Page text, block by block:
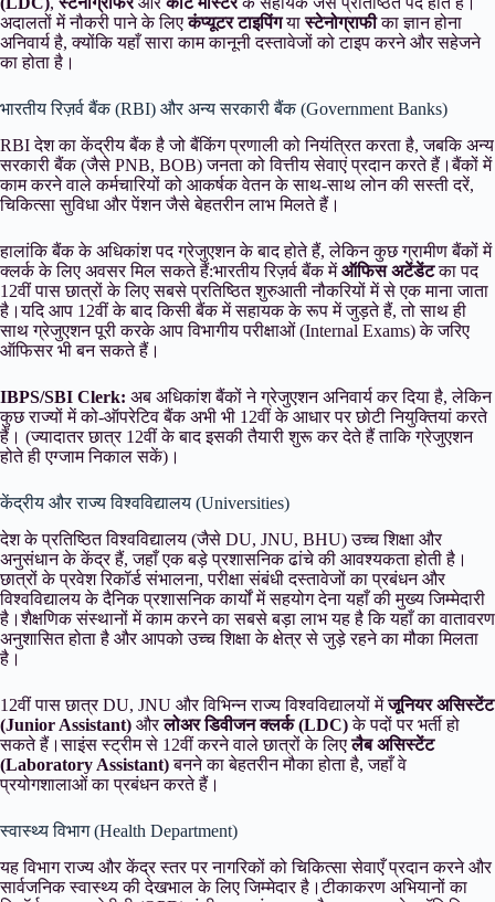
अदालतों में नौकरी पाने के लिएकंप्यूटर टाइपिंगयास्टेनोग्राफीका ज्ञान होना
अनिवार्य है, क्योंकि यहाँ सारा काम कानूनी दस्तावेजों को टाइप करने और सहेजने
का होता है।
भारतीय रिज़र्व बैंक (RBI) और अन्य सरकारी बैंक (Government Banks)
RBI देश का केंद्रीय बैंक है जो बैंकिंग प्रणाली को नियंत्रित करता है, जबकि अन्य
सरकारी बैंक (जैसे PNB, BOB) जनता को वित्तीय सेवाएं प्रदान करते हैं।बैंकों में
काम करने वाले कर्मचारियों को आकर्षक वेतन के साथ-साथ लोन की सस्ती दरें,
चिकित्सा सुविधा और पेंशन जैसे बेहतरीन लाभ मिलते हैं।
हालांकि बैंक के अधिकांश पद ग्रेजुएशन के बाद होते हैं, लेकिन कुछ ग्रामीण बैंकों में
क्लर्क के लिए अवसर मिल सकते हैं:भारतीय रिज़र्व बैंक मेंऑफिस अटेंडेंटका पद
12वीं पास छात्रों के लिए सबसे प्रतिष्ठित शुरुआती नौकरियों में से एक माना जाता
है।यदि आप 12वीं के बाद किसी बैंक में सहायक के रूप में जुड़ते हैं, तो साथ ही
साथ ग्रेजुएशन पूरी करके आप विभागीय परीक्षाओं (Internal Exams) के जरिए
ऑफिसर भी बन सकते हैं।
IBPS/SBI Clerk: अब अधिकांश बैंकों ने ग्रेजुएशन अनिवार्य कर दिया है, लेकिन
कुछ राज्यों में को-ऑपरेटिव बैंक अभी भी 12वीं के आधार पर छोटी नियुक्तियां करते
हैं। (ज्यादातर छात्र 12वीं के बाद इसकी तैयारी शुरू कर देते हैं ताकि ग्रेजुएशन
होते ही एग्जाम निकाल सकें)।
केंद्रीय और राज्य विश्वविद्यालय (Universities)
देश के प्रतिष्ठित विश्वविद्यालय (जैसे DU, JNU, BHU) उच्च शिक्षा और
अनुसंधान के केंद्र हैं, जहाँ एक बड़े प्रशासनिक ढांचे की आवश्यकता होती है।
छात्रों के प्रवेश रिकॉर्ड संभालना, परीक्षा संबंधी दस्तावेजों का प्रबंधन और
विश्वविद्यालय के दैनिक प्रशासनिक कार्यों में सहयोग देना यहाँ की मुख्य जिम्मेदारी
है।शैक्षणिक संस्थानों में काम करने का सबसे बड़ा लाभ यह है कि यहाँ का वातावरण
अनुशासित होता है और आपको उच्च शिक्षा के क्षेत्र से जुड़े रहने का मौका मिलता
है।
12वीं पास छात्र DU, JNU और विभिन्न राज्य विश्वविद्यालयों मेंजूनियर असिस्टेंट
(Junior Assistant) औरलोअर डिवीजन क्लर्क (LDC)के पदों पर भर्ती हो
सकते हैं।साइंस स्ट्रीम से 12वीं करने वाले छात्रों के लिएलैब असिस्टेंट
(Laboratory Assistant)बनने का बेहतरीन मौका होता है, जहाँ वे
प्रयोगशालाओं का प्रबंधन करते हैं।
स्वास्थ्य विभाग (Health Department)
यह विभाग राज्य और केंद्र स्तर पर नागरिकों को चिकित्सा सेवाएँ प्रदान करने और
सार्वजनिक स्वास्थ्य की देखभाल के लिए जिम्मेदार है।टीकाकरण अभियानों का